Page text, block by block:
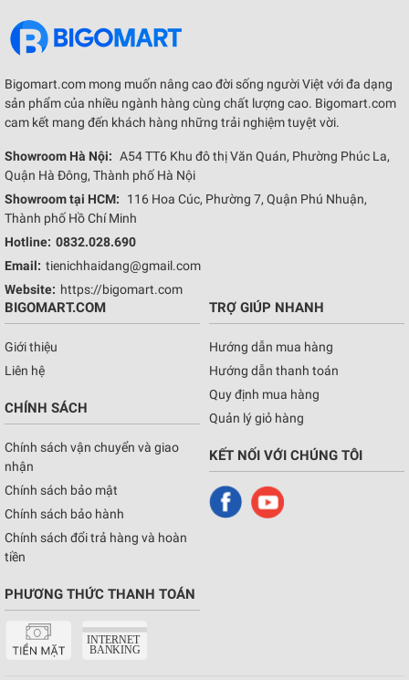
Bigomart.com mong muốn nâng cao đời sống người Việt với đa dạng
sản phẩm của nhiều ngành hàng cùng chất lượng cao. Bigomart.com
cam kết mang đến khách hàng những trải nghiệm tuyệt vời.
Showroom Hà Nội: A54 TT6 Khu đô thị Văn Quán, Phường Phúc La,
Quận Hà Đông, Thành phố Hà Nội
Showroom tại HCM:
116 Hoa Cúc, Phường 7, Quận Phú Nhuận,
Thành phố Hồ Chí Minh
Hotline: 0832.028.690
Email: tienichhaidang@gmail.com
Website: https://bigomart.com
BIGOMART.COM
Giới thiệu
Liên hệ
CHÍNH SÁCH
Chính sách vận chuyển và giao
nhận
Chính sách bảo mật
Chính sách bảo hành
Chính sách đổi trả hàng và hoàn
tiền
PHƯƠNG THỨC THANH TOÁN
TRỢ GIÚP NHANH
Hướng dẫn mua hàng
Hướng dẫn thanh toán
Quy định mua hàng
Quản lý giỏ hàng
KẾT NỐI VỚI CHÚNG TÔI